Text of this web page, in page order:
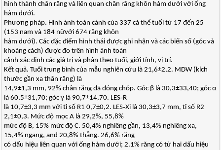
hình thành chân răng và liên quan chân răng khôn hàm dưới với ống
hàm dưới.
Phương pháp. Hình ảnh toàn cảnh của 337 cá thể tuổi từ 17 đến 25
(153 nam và 184 nữvới 674 răng khôn
hàm dưới). Các đặc điểm hình thái được ghi nhận và các biến số (góc và
khoảng cách) được đo trên hình ảnh toàn
cảnh xác định các giá trị và phân theo tuổi, giới tính, vị trí.
Kết quả. Tuổi trung bình của mẫu nghiên cứu là 21,6±2,2. MDW (kích
thước gần xa thân răng) là
14,9±1,3 mm, 92% chân răng đã đóng chóp. Góc β là 30,3±33,40; góc α
là 60,5±31,70; góc γ là 90,7±14,70. LES‐R
là 10,7±3,3 mm với tỉ số R1 0,7±0,2. LES‐Xi là 30,3±3,7 mm, tỉ số R2
2,1±0,3. Mức độ mọc A là 29,2%, 55,8%
mức độ B, 15% mức độ C. 50,4% nghiêng gần, 13,4% nghiêng xa,
15,4% ngang, and 20,8% thẳng. 26,6% răng
có dấu hiệu liên quan với ống hàm dưới; 2.1% răng có từ hai dấu hiệu